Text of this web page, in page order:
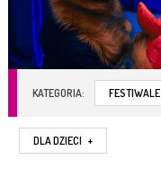
KATEGORIA: FESTIWALE
DLA DZIECI +